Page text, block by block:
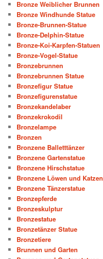
Bronze Weiblicher Brunnen
Bronze Windhunde Statue
Bronze-Brunnen-Statue
Bronze-Delphin-Statue
Bronze-Koi-Karpfen-Statuen
Bronze-Vogel-Statue
Bronzebrunnen
Bronzebrunnen Statue
Bronzefigur Statue
Bronzefigurenstatue
Bronzekandelaber
Bronzekrokodil
Bronzelampe
Bronzen
Bronzene Balletttänzer
Bronzene Gartenstatue
Bronzene Hirschstatue
Bronzene Löwen und Katzen
Bronzene Tänzerstatue
Bronzepferde
Bronzeskulptur
Bronzestatue
Bronzetänzer Statue
Bronzetiere
Brunnen und Garten